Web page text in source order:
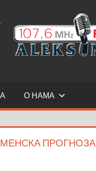
О НАМА
ПРОГНОЗА